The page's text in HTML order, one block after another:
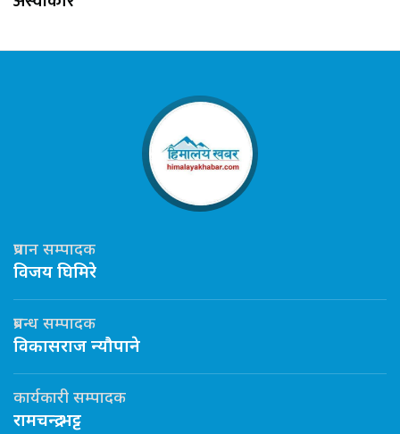
प्रधान सम्पादक
विजय घिमिरे
प्रबन्ध सम्पादक
विकासराज न्यौपाने
कार्यकारी सम्पादक
रामचन्द्र भट्ट